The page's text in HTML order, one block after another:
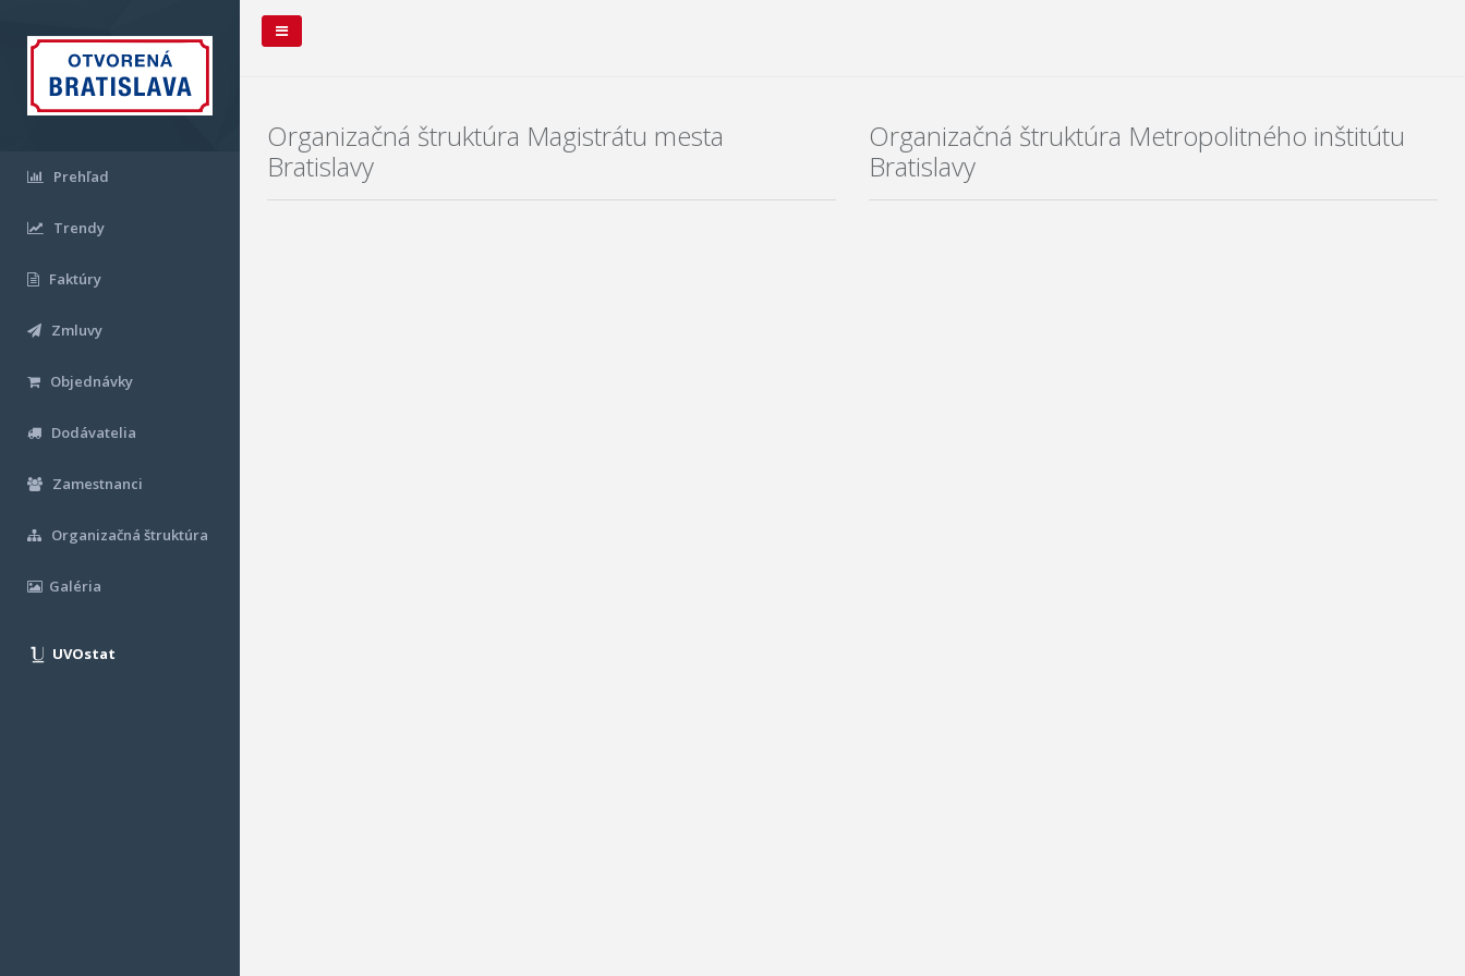
Prehľad
Trendy
Faktúry
Zmluvy
Objednávky
Dodávatelia
Zamestnanci
Organizačná štruktúra
Galéria
UVOstat
Organizačná štruktúra Magistrátu mesta
Bratislavy
Organizačná štruktúra Metropolitného inštitútu
Bratislavy